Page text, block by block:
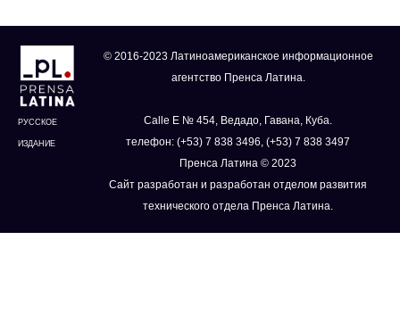
РУССКОЕ
ИЗДАНИЕ
© 2016-2023 Латиноамериканское информационное
агентство Пренса Латина.
Calle E № 454, Ведадо, Гавана, Куба.
телефон: (+53) 7 838 3496, (+53) 7 838 3497
Пренса Латина © 2023
Сайт разработан и разработан отделом развития
технического отдела Пренса Латина.